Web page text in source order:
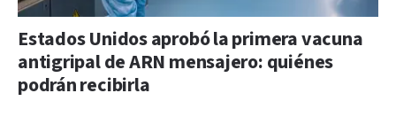
Estados Unidos aprobó la primera vacuna
antigripal de ARN mensajero: quiénes
podrán recibirla